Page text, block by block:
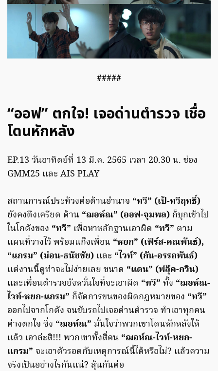
#####
“ออฟ” ตกใจ! เจอด่านตำรวจ เชื่อ
โดนหักหลัง
EP.13 วันอาทิตย์ที่ 13 มี.ค. 2565 เวลา 20.30 น. ช่อง
GMM25 และ AIS PLAY
สถานการณ์ประท้วงต่อต้านอำนาจ “ทวี” (เป้-ทวีฤทธิ์)
ยังคงตึงเครียด ด้าน “ฌอห์ณ” (ออฟ-จุมพล) ก็บุกเข้าไป
ในโกดังของ “ทวี” เพื่อหาหลักฐานเอาผิด “ทวี” ตาม
แผนที่วางไว้ พร้อมแก๊งเพื่อน “หยก” (เฟิร์ส-คณพันธ์),
“แกรม” (ม่อน-ธนัชชัย) และ “ไวท์” (กัน-อรรถพันธ์)
แต่งานนี้ดูท่าจะไม่ง่ายเลย ขนาด “แดน” (ฟลุ๊ค-กวิน)
และเพื่อนตำรวจยังหวั่นใจที่จะเอาผิด “ทวี” ทั้ง “ฌอห์ณ-
ไวท์-หยก-แกรม” ก็จัดการขนของผิดกฏหมายของ “ทวี”
ออกไปจากโกดัง จนขับรถไปเจอด่านตำรวจ ทำเอาทุกคน
ต่างตกใจ ซึ่ง “ฌอห์ณ” มั่นใจว่าพวกเขาโดนหักหลังให้
แล้ว เอาล่ะสิ!!! พวกเขาทั้งสี่คน “ฌอห์ณ-ไวท์-หยก-
แกรม” จะเอาตัวรอดกับเหตุการณ์นี้ได้หรือไม่? แล้วความ
จริงเป็นอย่างไรกันแน่? ลุ้นกันต่อ